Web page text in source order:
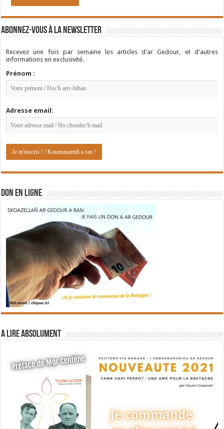
Abonnez-vous à la newsletter
Recevez une fois par semaine les articles d'ar Gedour, et d'autres
informations en exclusivité.
Prénom :
Adresse email:
DON EN LIGNE
A lire absolument